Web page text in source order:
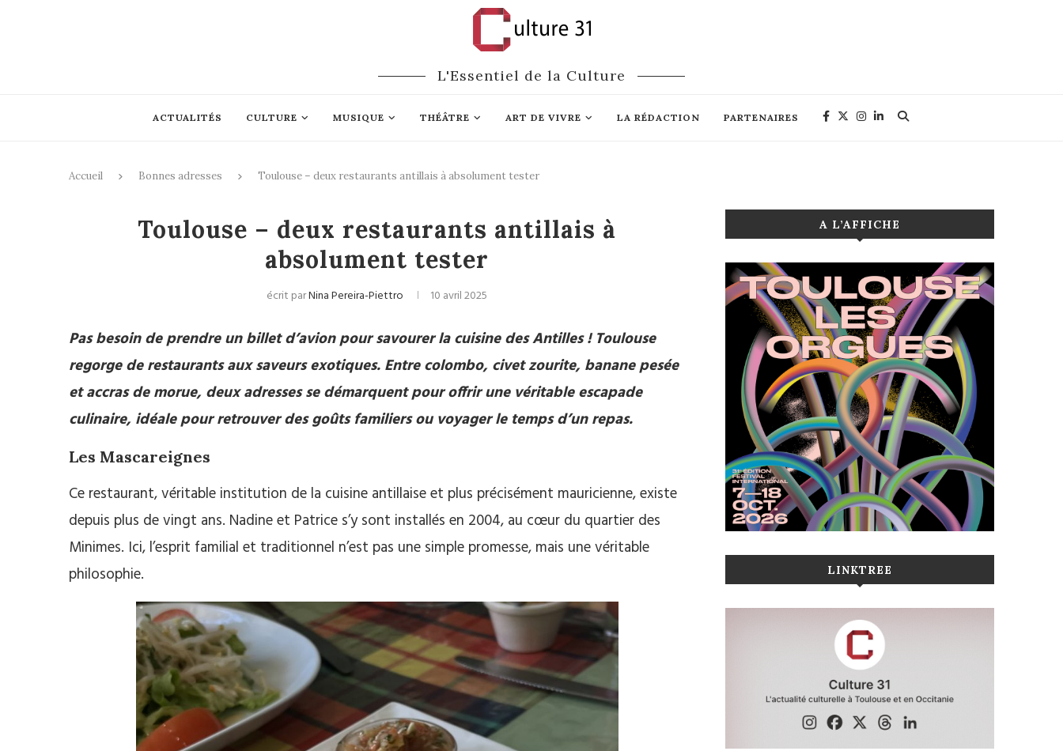
L'Essentiel de la Culture
ACTUALITÉS CULTURE MUSIQUE THÉÂTRE ART DE VIVRE LA RÉDACTION PARTENAIRES
Accueil Bonnes adresses Toulouse – deux restaurants antillais à absolument tester
Toulouse – deux restaurants antillais à
absolument tester
écrit parNina Pereira-Piettro 10 avril 2025
Pas besoin de prendre un billet d’avion pour savourer la cuisine des Antilles ! Toulouse
regorge de restaurants aux saveurs exotiques. Entre colombo, civet zourite, banane pesée
et accras de morue, deux adresses se démarquent pour offrir une véritable escapade
culinaire, idéale pour retrouver des goûts familiers ou voyager le temps d’un repas.
Les Mascareignes
Ce restaurant, véritable institution de la cuisine antillaise et plus précisément mauricienne, existe
depuis plus de vingt ans. Nadine et Patrice s’y sont installés en 2004, au cœur du quartier des
Minimes. Ici, l’esprit familial et traditionnel n’est pas une simple promesse, mais une véritable
philosophie.
A L’AFFICHE
LINKTREE